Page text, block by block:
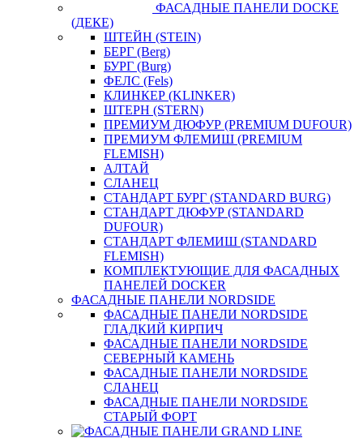
ФАСАДНЫЕ ПАНЕЛИ DOCKE
(ДЕКЕ)
ШТЕЙН (STEIN)
БЕРГ (Berg)
БУРГ (Burg)
ФЕЛС (Fels)
КЛИНКЕР (KLINKER)
ШТЕРН (STERN)
ПРЕМИУМ ДЮФУР (PREMIUM DUFOUR)
ПРЕМИУМ ФЛЕМИШ (PREMIUM
FLEMISH)
АЛТАЙ
СЛАНЕЦ
СТАНДАРТ БУРГ (STANDARD BURG)
СТАНДАРТ ДЮФУР (STANDARD
DUFOUR)
СТАНДАРТ ФЛЕМИШ (STANDARD
FLEMISH)
КОМПЛЕКТУЮЩИЕ ДЛЯ ФАСАДНЫХ
ПАНЕЛЕЙ DOCKER
ФАСАДНЫЕ ПАНЕЛИ NORDSIDE
ФАСАДНЫЕ ПАНЕЛИ NORDSIDE
ГЛАДКИЙ КИРПИЧ
ФАСАДНЫЕ ПАНЕЛИ NORDSIDE
СЕВЕРНЫЙ КАМЕНЬ
ФАСАДНЫЕ ПАНЕЛИ NORDSIDE
СЛАНЕЦ
ФАСАДНЫЕ ПАНЕЛИ NORDSIDE
СТАРЫЙ ФОРТ